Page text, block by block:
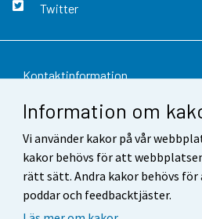
Information om
Vi använder kakor på vår
kakor behövs för att
rätt sätt. Andra kakor behövs för
poddar och feedbacktjäster.
Twitter
Kontaktinformation
Respons
Användarvillkor
Dataskydd
Tillgänglighet